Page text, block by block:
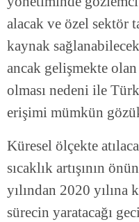
alacak ve özel sektör
kaynak
ancak gelişmekte
olması nedeni ile
erişimi mümkün
Küresel ölçekte
sıcaklık artışının
yılından 2020 yılına
sürecin yaratacağı